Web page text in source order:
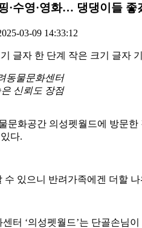
·수영·영화… 댕댕이들 좋
03-09 14:33:12
글자 한 단계 작은 크기 글자
동물문화센터
신뢰도 장점
문화공간 의성펫월드에 방문한
다.
수 있으니 반려가족에겐 더할
터 ‘의성펫월드’는 단골손님